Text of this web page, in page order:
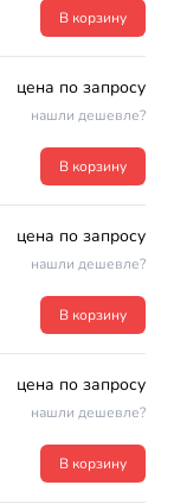
В корзину
цена по запросу
нашли дешевле?
В корзину
цена по запросу
нашли дешевле?
В корзину
цена по запросу
нашли дешевле?
В корзину